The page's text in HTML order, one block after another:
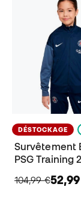
DÉSTOCKAGE
Survêtement
PSG Training
104,99 €